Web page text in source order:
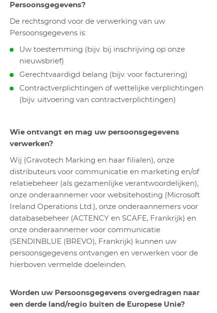
Persoonsgegevens?
De rechtsgrond voor de verwerking van uw
Persoonsgegevens is:
Uw toestemming (bijv. bij inschrijving op onze
nieuwsbrief)
Gerechtvaardigd belang (bijv. voor facturering)
Contractverplichtingen of wettelijke verplichtingen
(bijv. uitvoering van contractverplichtingen)
Wie ontvangt en mag uw persoonsgegevens
verwerken?
Wij (Gravotech Marking en haar filialen), onze
distributeurs voor communicatie en marketing en/of
relatiebeheer (als gezamenlijke verantwoordelijken),
onze onderaannemer voor websitehosting (Microsoft
Ireland Operations Ltd.), onze onderaannemers voor
databasebeheer (ACTENCY en SCAFE, Frankrijk) en
onze onderaannemer voor communicatie
(SENDINBLUE (BREVO), Frankrijk) kunnen uw
persoonsgegevens ontvangen en verwerken voor de
hierboven vermelde doeleinden.
Worden uw Persoonsgegevens overgedragen naar
een derde land/regio buiten de Europese Unie?